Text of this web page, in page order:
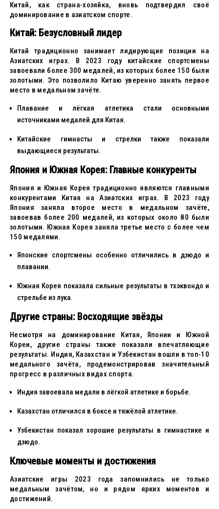
Китай, как страна-хозяйка, вновь подтвердил своё
доминирование в азиатском спорте.
Китай: Безусловный лидер
Китай традиционно занимает лидирующие позиции на
Азиатских играх. В 2023 году китайские спортсмены
завоевали более 300 медалей, из которых более 150 были
золотыми. Это позволило Китаю уверенно занять первое
место в медальном зачёте.
Плавание и лёгкая атлетика стали основными
источниками медалей для Китая.
Китайские гимнасты и стрелки также показали
выдающиеся результаты.
Япония и Южная Корея: Главные конкуренты
Япония и Южная Корея традиционно являются главными
конкурентами Китая на Азиатских играх. В 2023 году
Япония заняла второе место в медальном зачёте,
завоевав более 200 медалей, из которых около 80 были
золотыми. Южная Корея заняла третье место с более чем
150 медалями.
Японские спортсмены особенно отличились в дзюдо и
плавании.
Южная Корея показала сильные результаты в тхэквондо и
стрельбе из лука.
Другие страны: Восходящие звёзды
Несмотря на доминирование Китая, Японии и Южной
Кореи, другие страны также показали впечатляющие
результаты. Индия, Казахстан и Узбекистан вошли в топ-10
медального зачёта, продемонстрировав значительный
прогресс в различных видах спорта.
Индия завоевала медали в лёгкой атлетике и борьбе.
Казахстан отличился в боксе и тяжёлой атлетике.
Узбекистан показал хорошие результаты в гимнастике и
дзюдо.
Ключевые моменты и достижения
Азиатские игры 2023 года запомнились не только
медальным зачётом, но и рядом ярких моментов и
достижений.